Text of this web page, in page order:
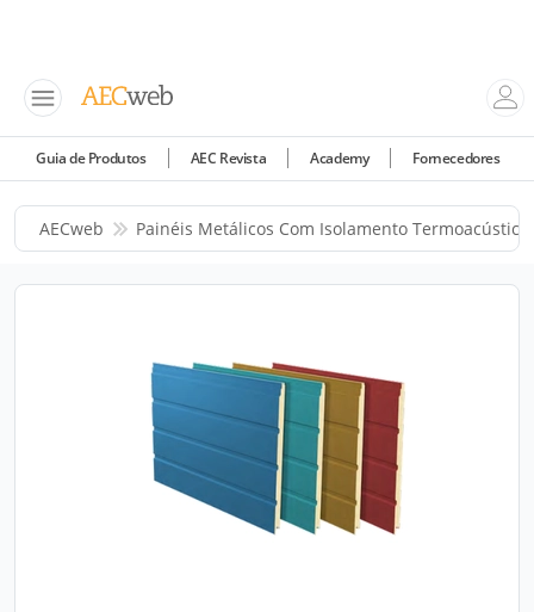
Guia de Produtos AEC Revista Academy Fornecedores
AECweb Painéis Metálicos Com Isolamento Termoacústico